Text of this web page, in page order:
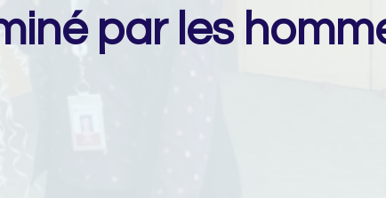
par les